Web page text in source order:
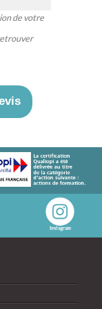
de votre